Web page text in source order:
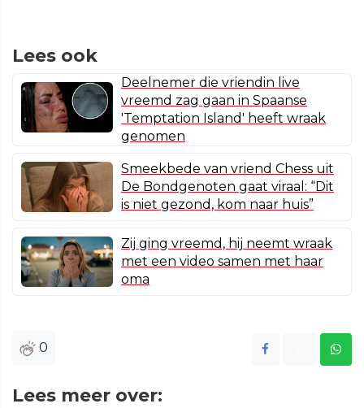
Lees ook
Deelnemer die vriendin live
vreemd zag gaan in Spaanse
'Temptation Island' heeft wraak
genomen
Smeekbede van vriend Chess uit
De Bondgenoten gaat viraal: “Dit
is niet gezond, kom naar huis”
Zij ging vreemd, hij neemt wraak
met een video samen met haar
oma
0
Lees meer over: